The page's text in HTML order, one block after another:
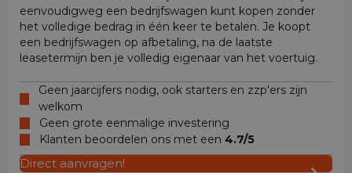
eenvoudigweg een bedrijfswagen kunt kopen zonder
het volledige bedrag in één keer te betalen. Je koopt
een bedrijfswagen op afbetaling, na de laatste
leasetermijn ben je volledig eigenaar van het voertuig.
Geen jaarcijfers nodig, ook starters en zzp'ers zijn
welkom
Geen grote eenmalige investering
Klanten beoordelen ons met een 4.7/5
Direct aanvragen!